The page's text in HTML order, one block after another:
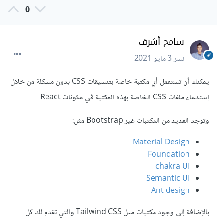
0
سامح أشرف
نشر3 مايو 2021
يمكنك أن تستعمل أي مكتبة خاصة بتنسيقات CSS بدون مشكلة من خلال
إستدعاء ملفات CSS الخاصة بهذه المكتبة في مكونات React
وتوجد العديد من المكتبات غير Bootstrap مثل:
Material Design
Foundation
chakra UI
Semantic UI
Ant design
بالإضافة إلى وجود مكتبات مثل Tailwind CSS والتي تقدم لك كل